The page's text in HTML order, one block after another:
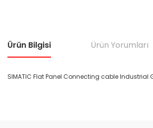
Ürün Bilgisi Ürün Yorumları
SIMATIC Flat Panel Connecting cable Industrial